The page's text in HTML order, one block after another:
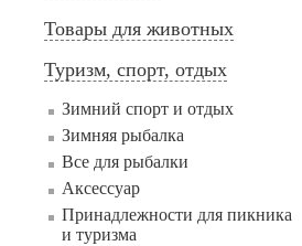
Товары для животных
Туризм, спорт, отдых
Зимний спорт и отдых
Зимняя рыбалка
Все для рыбалки
Аксессуар
Принадлежности для пикника
и туризма